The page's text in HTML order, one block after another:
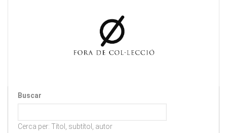
Buscar
Cerca per: Títol, subtítol, autor